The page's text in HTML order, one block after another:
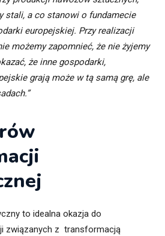
stali, a co stanowi o fundamecie
europejskiej. Przy realizacji
możemy zapomnieć, że nie żyjemy
że inne gospodarki,
grają może w tą samą grę, ale
to idealna okazja do
związanych z transformacją